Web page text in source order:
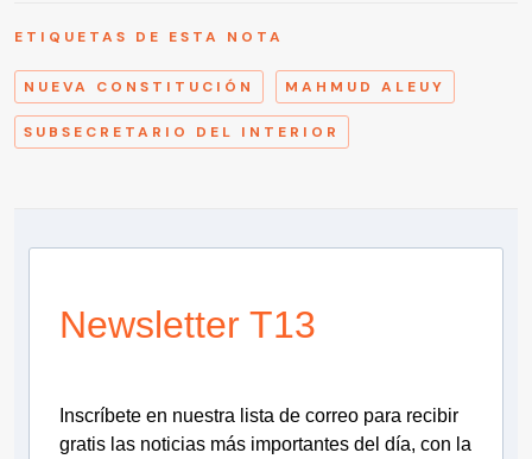
ETIQUETAS DE ESTA NOTA
NUEVA CONSTITUCIÓN MAHMUD ALEUY
SUBSECRETARIO DEL INTERIOR
Newsletter T13
Inscríbete en nuestra lista de correo para recibir
gratis las noticias más importantes del día, con la